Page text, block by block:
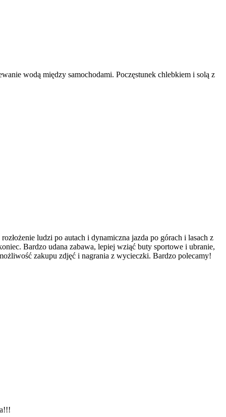
wodą między samochodami. Poczęstunek chlebkiem i solą z
ludzi po autach i dynamiczna jazda po górach i lasach z
Bardzo udana zabawa, lepiej wziąć buty sportowe i ubranie,
zakupu zdjęć i nagrania z wycieczki. Bardzo polecamy!